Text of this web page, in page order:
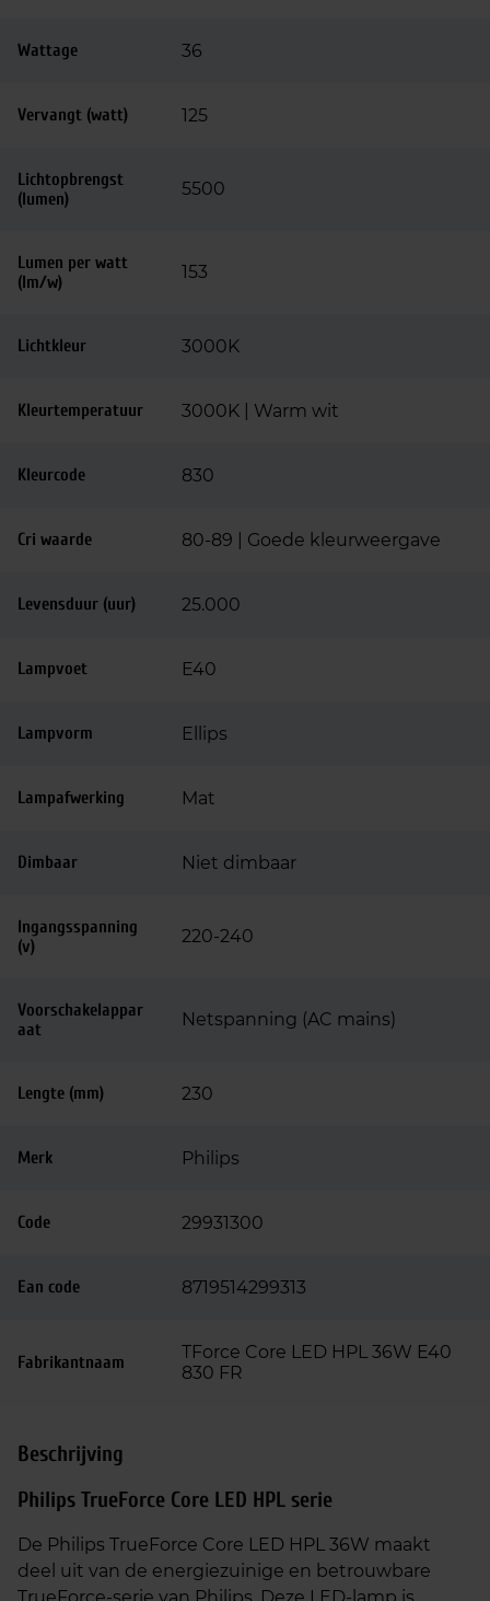
Wattage 36
Vervangt (watt) 125
Lichtopbrengst
(lumen)
5500
Lumen per watt
(lm/w)
153
Lichtkleur 3000K
Kleurtemperatuur 3000K | Warm wit
Kleurcode 830
Cri waarde 80-89 | Goede kleurweergave
Levensduur (uur) 25.000
Lampvoet E40
Lampvorm Ellips
Lampafwerking Mat
Dimbaar Niet dimbaar
Ingangsspanning
(v)
220-240
Voorschakelappar
aat
Netspanning (AC mains)
Lengte (mm) 230
Merk Philips
Code 29931300
Ean code 8719514299313
Fabrikantnaam
TForce Core LED HPL 36W E40
830 FR
Beschrijving
Philips TrueForce Core LED HPL serie
De Philips TrueForce Core LED HPL 36W maakt
deel uit van de energiezuinige en betrouwbare